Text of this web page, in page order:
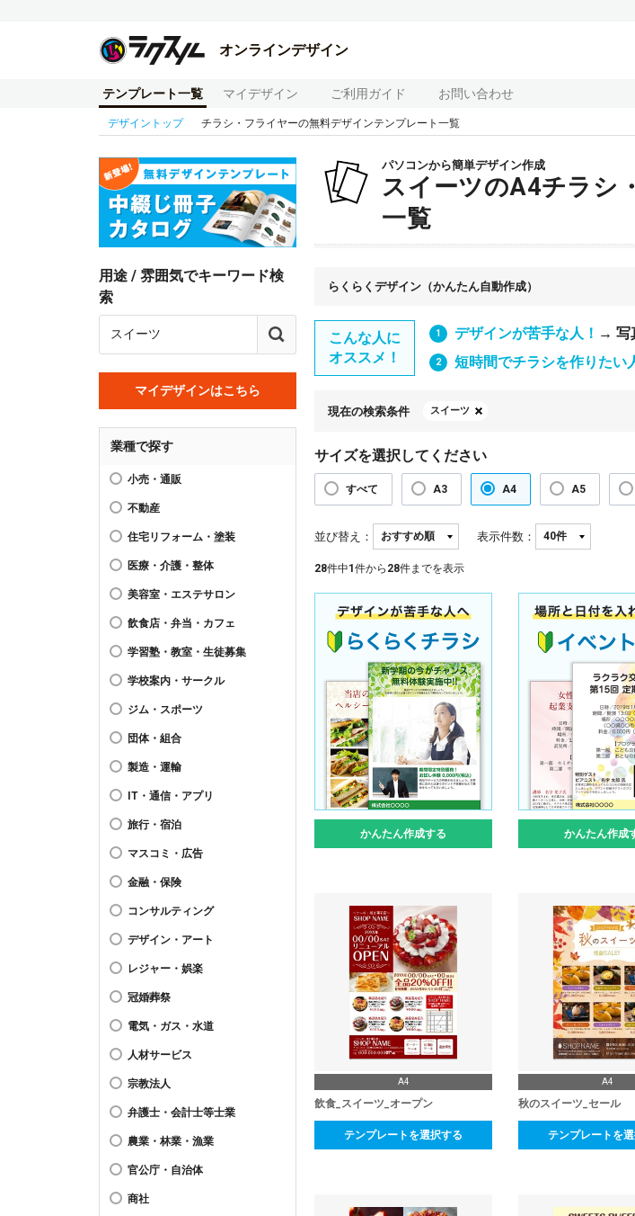
オンラインデザイン
テンプレート一覧 マイデザイン ご利用ガイド お問い合わせ
デザイントップ チラシ・フライヤーの無料デザインテンプレート一覧
用途 / 雰囲気でキーワード検
索
マイデザインはこちら
業種で探す
小売・通販
不動産
住宅リフォーム・塗装
医療・介護・整体
美容室・エステサロン
飲食店・弁当・カフェ
学習塾・教室・生徒募集
学校案内・サークル
ジム・スポーツ
団体・組合
製造・運輸
IT・通信・アプリ
旅行・宿泊
マスコミ・広告
金融・保険
コンサルティング
デザイン・アート
レジャー・娯楽
冠婚葬祭
電気・ガス・水道
人材サービス
宗教法人
弁護士・会計士等士業
農業・林業・漁業
官公庁・自治体
商社
パソコンから簡単デザイン作成
スイーツのA4チラシ
一覧
らくらくデザイン（かんたん自動作成）
こんな人に
オススメ！
デザインが苦手な人！ → 写
短時間でチラシを作りたい
現在の検索条件 スイーツ
サイズを選択してください
すべて A3 A4 A5
並び替え： 表示件数：
28件中1 件から 28件までを表示
かんたん作成する かんたん作成
A4
飲食_スイーツ_オープン
テンプレートを選択する
A4
秋のスイーツ_セール
テンプレートを